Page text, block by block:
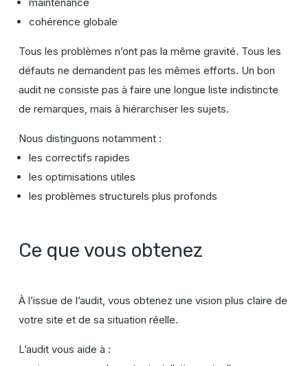
cohérence globale
Tous les problèmes n’ont pas la même gravité. Tous les
défauts ne demandent pas les mêmes efforts. Un bon
audit ne consiste pas à faire une longue liste indistincte
de remarques, mais à hiérarchiser les sujets.
Nous distinguons notamment :
les correctifs rapides
les optimisations utiles
les problèmes structurels plus profonds
Ce que vous obtenez
À l’issue de l’audit, vous obtenez une vision plus claire de
votre site et de sa situation réelle.
L’audit vous aide à :